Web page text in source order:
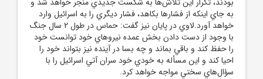
به جاي اينکه از فشارها بکاهد، فشار ديگري را به اسرائيل وارد
خواهد آورد.لاوي در پايان نيز گفت: حماس در طول 2 سال جنگ
با وجود از دست دادن بخش عمده نيروهاي خود توانست خود
را حفظ کند و باقي بماند و چه بسا در آينده نيز بتواند خود را
احيا کند و اين مسأله به خودي خود سران آتي اسرائيل را با
سؤال‌هاي سختي مواجه خواهد کرد.